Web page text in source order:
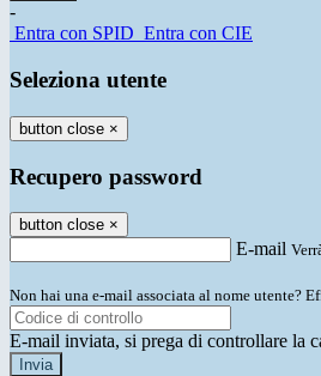
-
Entra con SPID Entra con CIE
Seleziona utente
button close ×
Recupero password
button close ×
E-mail
Non hai una e-mail associata al nome utente?
E-mail inviata, si prega di controllare la